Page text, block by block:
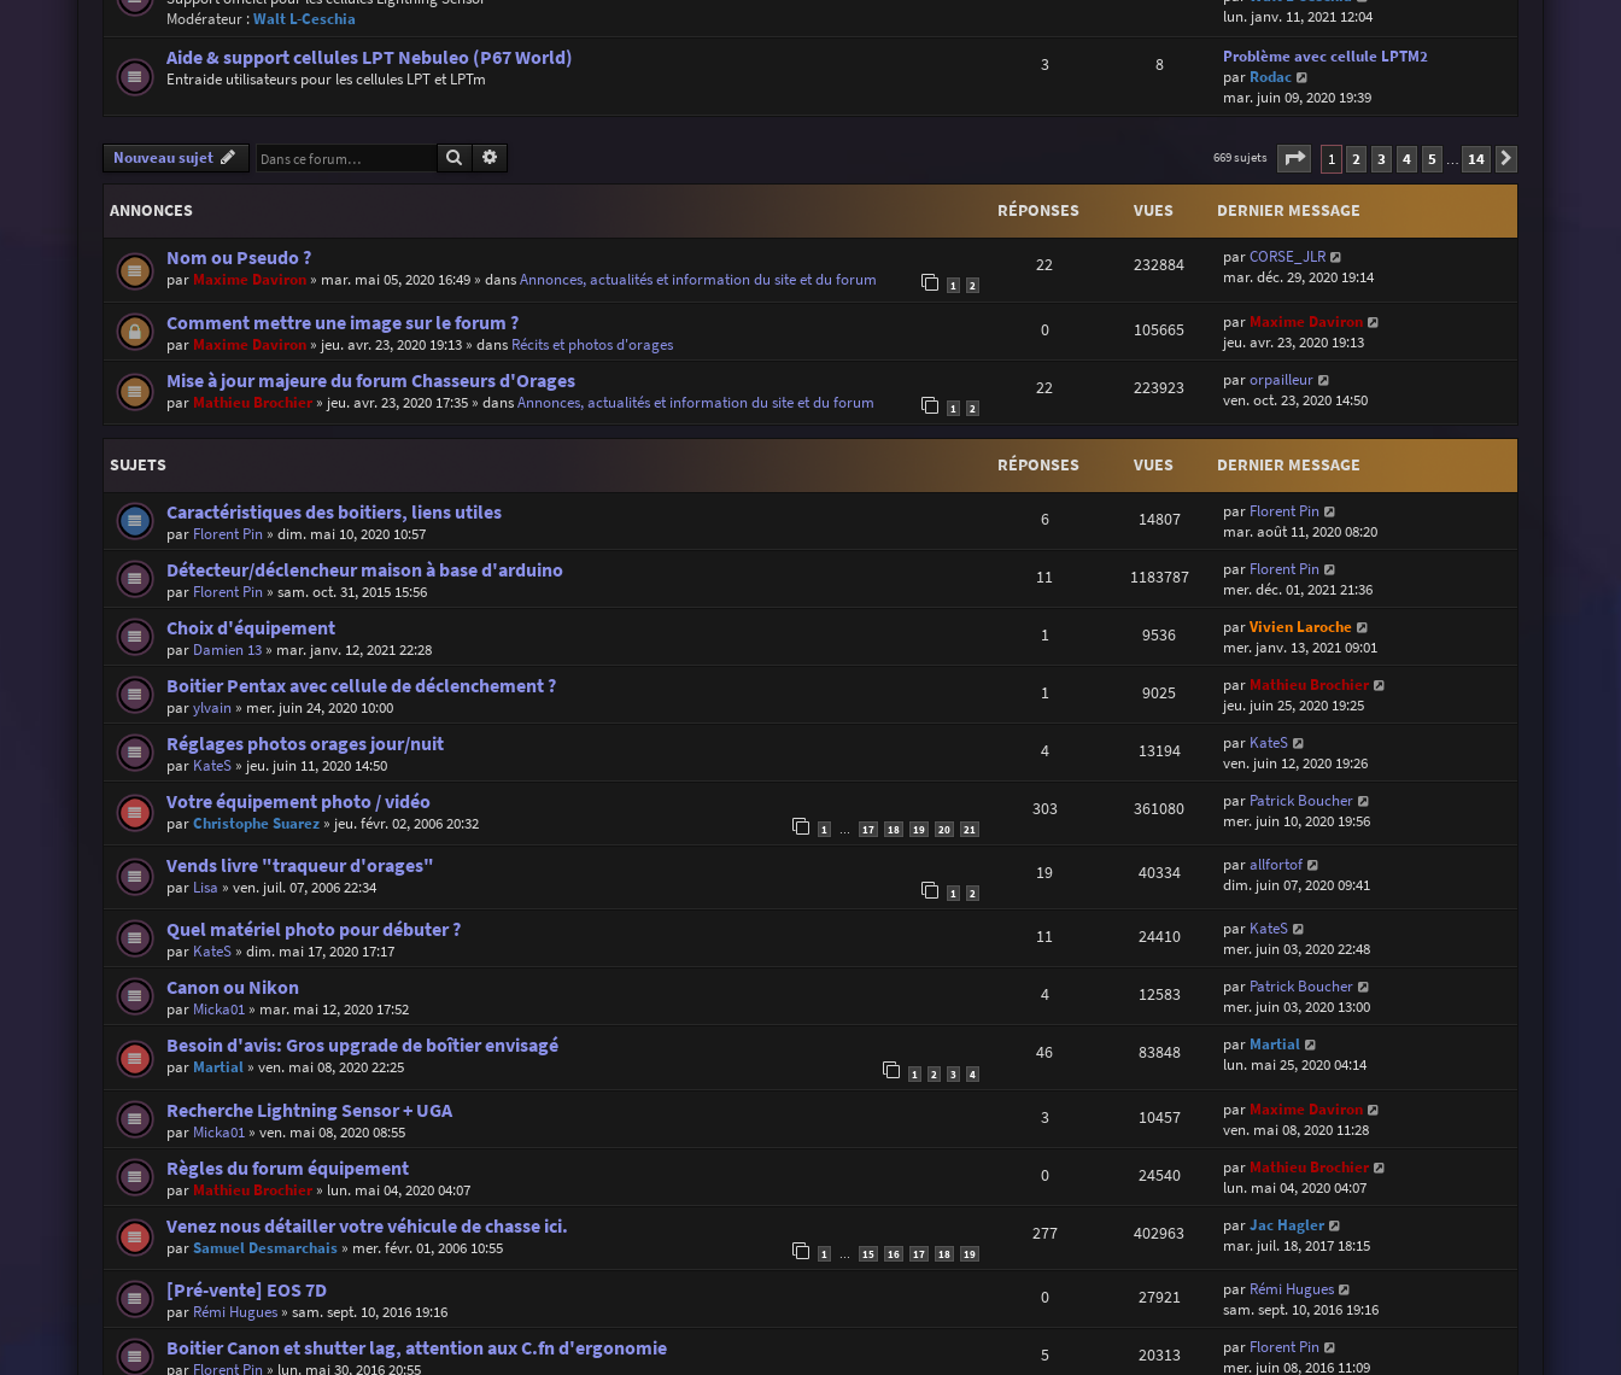
Modérateur :Walt L-Ceschia
o
r
e
n
r
e
s
lun. janv. 11, 2021 12:04
Aide & support cellules LPT Nebuleo (P67 World)
Entraide utilisateurs pour les cellules LPT et LPTm
3 8
Problème avec cellule LPTM2
par Rodac
o
e
e
r
n
i
r
m
s
s
g
e
mar. juin 09, 2020 19:39
Nouveau sujet Rechercher 669 sujets Page 1sur14
1 2 3 4 5 … 14
ANNONCES RÉPONSES VUES DERNIER MESSAGE
Nom ou Pseudo ?
par Maxime Daviron» mar. mai 05, 2020 16:49» dansAnnonces, actualités et information du site et du forum 1 2
22 232884 parCORSE_JLR
mar. déc. 29, 2020 19:14
Comment mettre une image sur le forum ?
par Maxime Daviron» jeu. avr. 23, 2020 19:13» dans Récits et photos d'orages
0 105665 par Maxime Daviron
jeu. avr. 23, 2020 19:13
Mise à jour majeure du forum Chasseurs d'Orages
par Mathieu Brochier» jeu. avr. 23, 2020 17:35» dansAnnonces, actualités et information du site et du forum 1 2
22 223923 parorpailleur
ven. oct. 23, 2020 14:50
SUJETS RÉPONSES VUES DERNIER MESSAGE
Caractéristiques des boitiers, liens utiles
par Florent Pin» dim. mai 10, 2020 10:57
6 14807 par Florent Pin
mar. août 11, 2020 08:20
Détecteur/déclencheur maison à base d'arduino
par Florent Pin» sam. oct. 31, 2015 15:56
11 1183787 par Florent Pin
mer. déc. 01, 2021 21:36
Choix d'équipement
par Damien 13» mar. janv. 12, 2021 22:28
1 9536 parVivien Laroche
mer. janv. 13, 2021 09:01
Boitier Pentax avec cellule de déclenchement ?
parylvain» mer. juin 24, 2020 10:00
1 9025 par Mathieu Brochier
jeu. juin 25, 2020 19:25
Réglages photos orages jour/nuit
par KateS» jeu. juin 11, 2020 14:50
4 13194 par KateS
ven. juin 12, 2020 19:26
Votre équipement photo / vidéo
parChristophe Suarez» jeu. févr. 02, 2006 20:32 1 17 18 19 20 21
303 361080 par Patrick Boucher
mer. juin 10, 2020 19:56
Vends livre "traqueur d'orages"
par Lisa » ven. juil. 07, 2006 22:34 1 2
19 40334 parallfortof
dim. juin 07, 2020 09:41
Quel matériel photo pour débuter ?
par KateS» dim. mai 17, 2020 17:17
11 24410 par KateS
mer. juin 03, 2020 22:48
Canon ou Nikon
par Micka01» mar. mai 12, 2020 17:52
4 12583 par Patrick Boucher
mer. juin 03, 2020 13:00
Besoin d'avis: Gros upgrade de boîtier envisagé
par Martial» ven. mai 08, 2020 22:25 1 2 3 4
46 83848 par Martial
lun. mai 25, 2020 04:14
Recherche Lightning Sensor + UGA
par Micka01» ven. mai 08, 2020 08:55
3 10457 par Maxime Daviron
ven. mai 08, 2020 11:28
Règles du forum équipement
par Mathieu Brochier» lun. mai 04, 2020 04:07
0 24540 par Mathieu Brochier
lun. mai 04, 2020 04:07
Venez nous détailler votre véhicule de chasse ici.
parSamuel Desmarchais» mer. févr. 01, 2006 10:55 1 15 16 17 18 19
277 402963 parJac Hagler
mar. juil. 18, 2017 18:15
[Pré-vente] EOS 7D
par Rémi Hugues» sam. sept. 10, 2016 19:16
0 27921 par Rémi Hugues
sam. sept. 10, 2016 19:16
Boitier Canon et shutter lag, attention aux C.fn d'ergonomie
par Florent Pin» lun. mai 30, 2016 20:55
5 20313 par Florent Pin
mer. juin 08, 2016 11:09